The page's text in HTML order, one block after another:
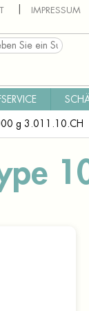
IMPRESSUM
g 3.011.10.CH